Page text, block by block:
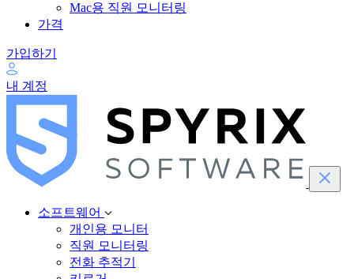
Mac용 직원 모니터링
가격
가입하기
내 계정
소프트웨어
개인용 모니터
직원 모니터링
전화 추적기